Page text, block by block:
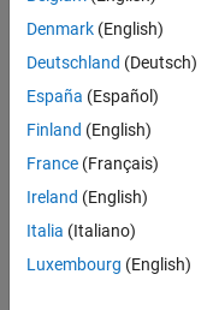
critères
de
recherche.
Vous
pouvez
élargir
votre
recherche
ou
afficher
l’ensemble
Denmark (English)
Deutschland (Deutsch)
España (Español)
Finland (English)
France (Français)
Ireland (English)
Italia (Italiano)
Luxembourg (English)